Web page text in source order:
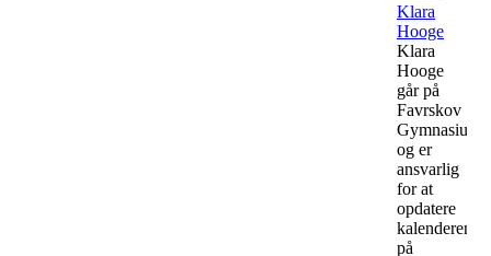
Klara
Hooge
Klara
Hooge
går på
Favrskov
Gymnasium
og er
ansvarlig
for at
opdatere
kalenderen
på